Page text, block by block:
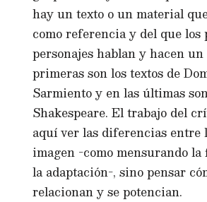
hay un texto o un material
como referencia y del que los
personajes hablan y hacen
primeras son los textos de
Sarmiento y en las últimas
Shakespeare. El trabajo del
aquí ver las diferencias entre
imagen -como mensurando la
la adaptación-, sino pensar
relacionan y se potencian.